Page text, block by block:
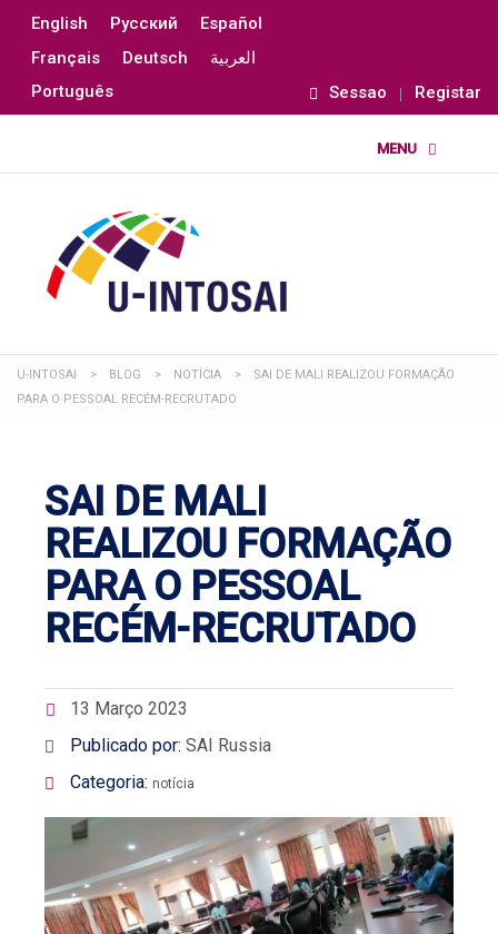
English Русский
Español
Français
Deutsch
العربية
Português
Sessao Registar
U-INTOSAI > BLOG > NOTÍCIA >
SAI DE MALI REALIZOU FORMAÇÃO
PARA O PESSOAL RECÉM-RECRUTADO
SAI DE MALI
REALIZOU FORMAÇÃO
PARA O PESSOAL
RECÉM-RECRUTADO
13 Março 2023
Publicado por: SAI Russia
Categoria: notícia